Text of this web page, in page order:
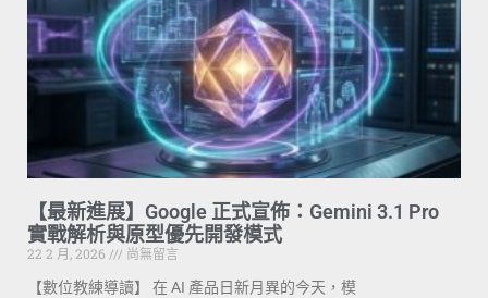
【最新進展】Google 正式宣佈：Gemini 3.1 Pro
實戰解析與原型優先開發模式
22 2 月, 2026
尚無留言
【數位教練導讀】 在 AI 產品日新月異的今天，模